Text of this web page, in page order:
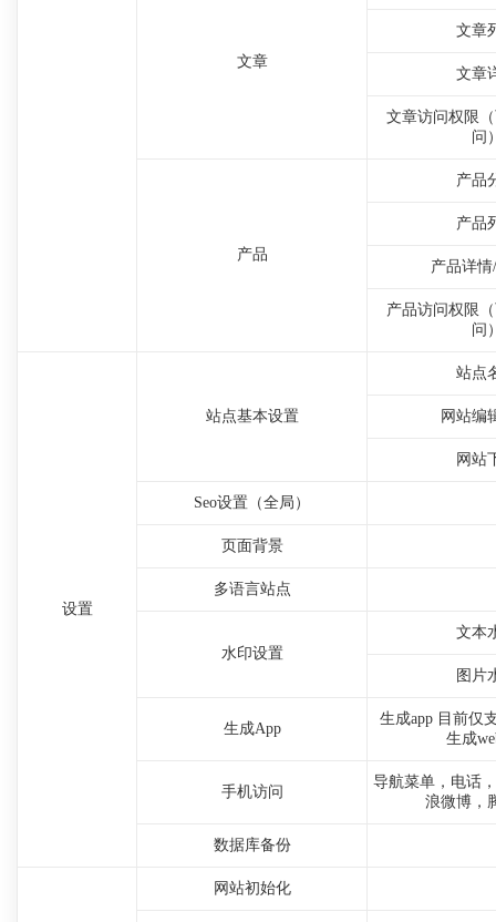
文章
文章
文章
文章访问权限
问
产品
产品
产品
产品详
产品访问权限
问
设置
站点基本设置
站点
网站编
网站
Seo设置（全局）
页面背景
多语言站点
水印设置
文本
图片
生成App
生成app 目前仅
生成
手机访问
导航菜单，电话
浪微博，
数据库备份
网站初始化